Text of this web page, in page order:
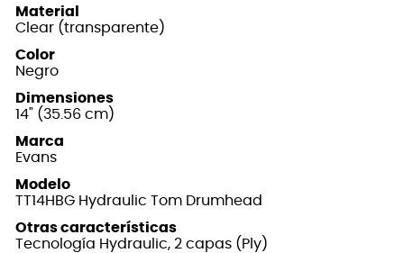
Material
Clear (transparente)
Color
Negro
Dimensiones
14" (35.56 cm)
Marca
Evans
Modelo
TT14HBG Hydraulic Tom Drumhead
Otras características
Tecnología Hydraulic, 2 capas (Ply)